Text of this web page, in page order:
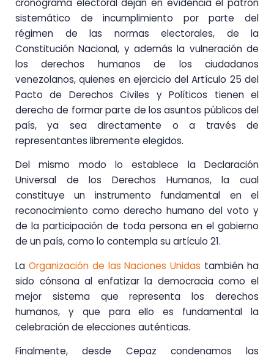
cronograma electoral dejan en evidencia el patrón
sistemático de incumplimiento por parte del
régimen de las normas electorales, de la
Constitución Nacional, y además la vulneración de
los derechos humanos de los ciudadanos
venezolanos, quienes en ejercicio del Artículo 25 del
Pacto de Derechos Civiles y Políticos tienen el
derecho de formar parte de los asuntos públicos del
país, ya sea directamente o a través de
representantes libremente elegidos.
Del mismo modo lo establece la Declaración
Universal de los Derechos Humanos, la cual
constituye un instrumento fundamental en el
reconocimiento como derecho humano del voto y
de la participación de toda persona en el gobierno
de un país, como lo contempla su artículo 21.
La Organización de las Naciones Unidas también ha
sido cónsona al enfatizar la democracia como el
mejor sistema que representa los derechos
humanos, y que para ello es fundamental la
celebración de elecciones auténticas.
Finalmente, desde Cepaz condenamos las